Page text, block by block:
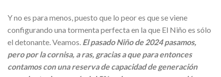
Y no es para menos, puesto que lo peor es que se viene
configurando una tormenta perfecta en la que El Niño es sólo
el detonante. Veamos. El pasado Niño de 2024 pasamos,
pero por la cornisa, a ras, gracias a que para entonces
contamos con una reserva de capacidad de generación